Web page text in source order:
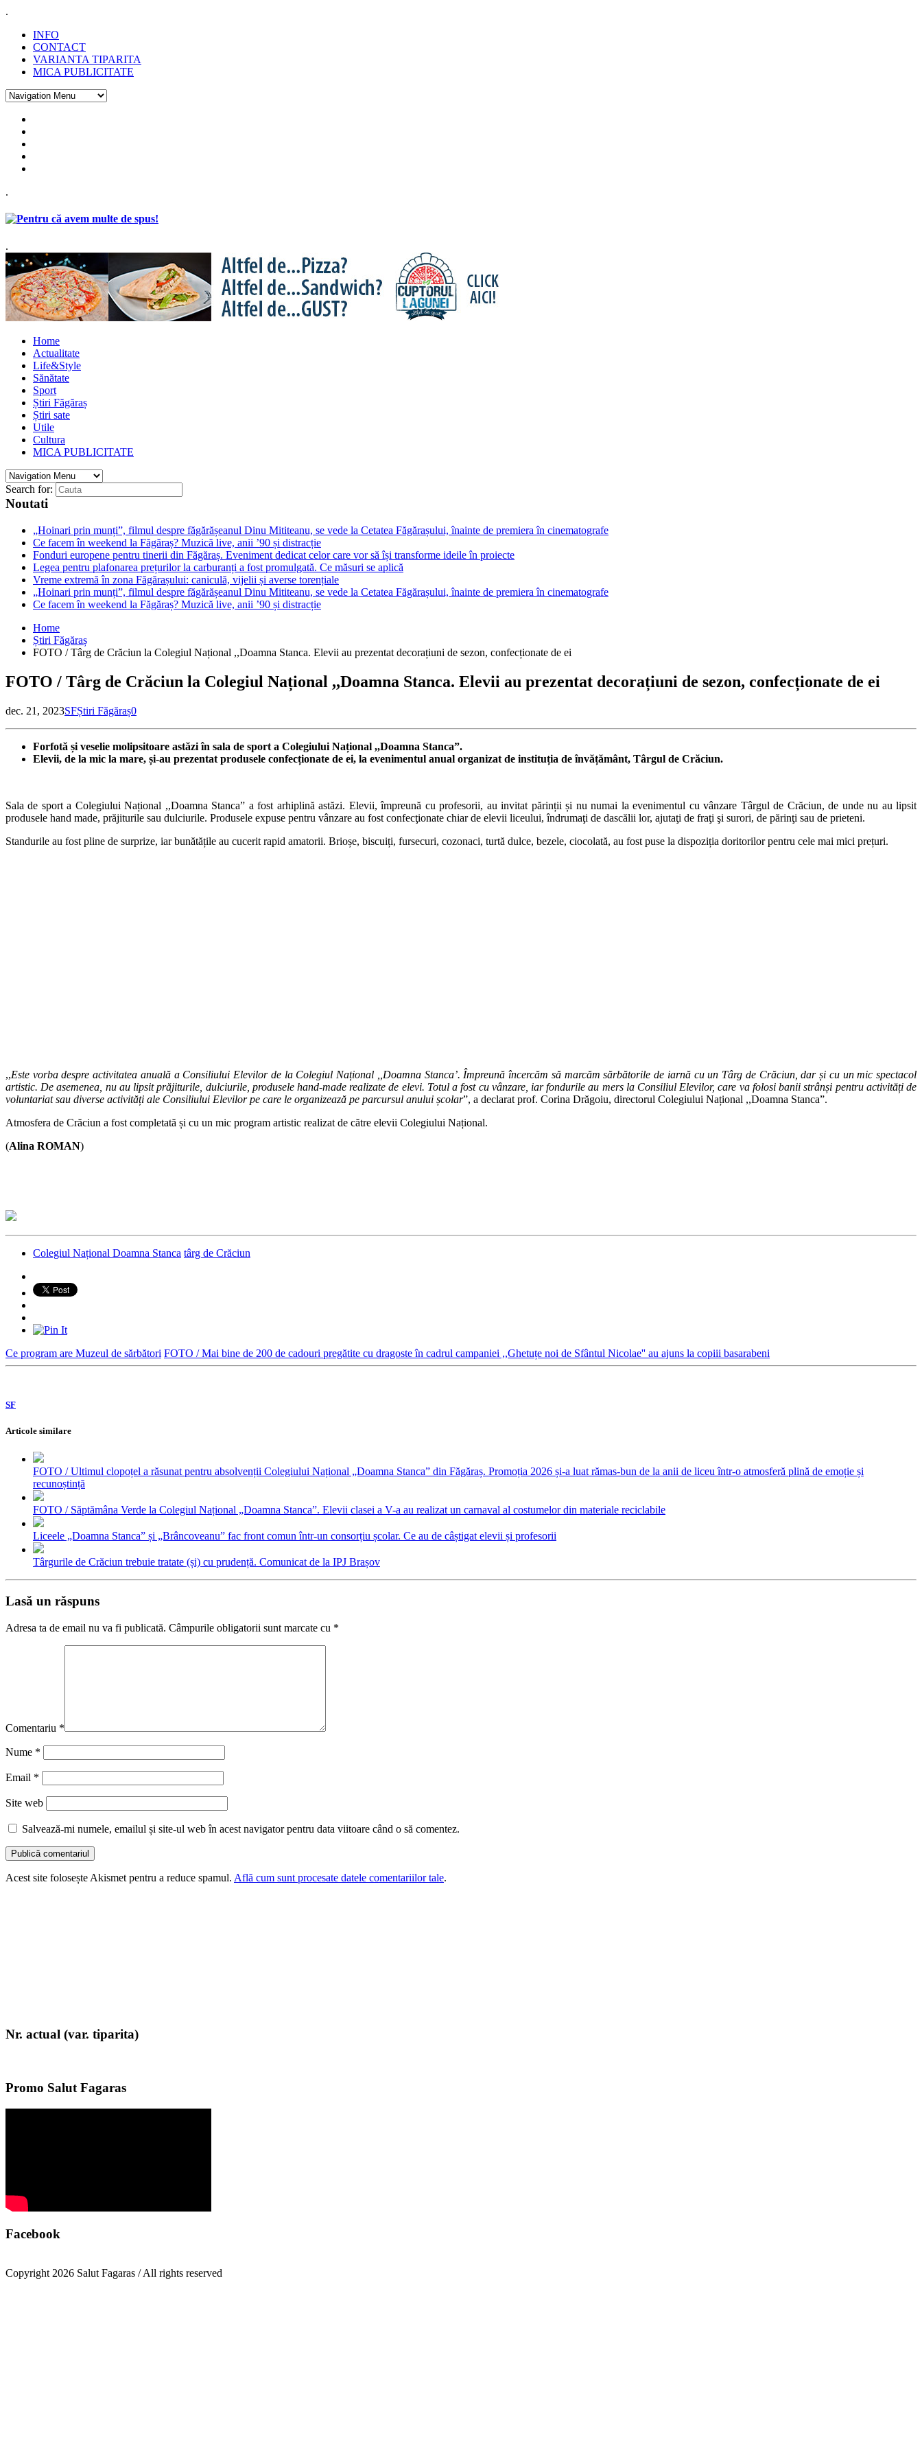
.
INFO
CONTACT
VARIANTA TIPARITA
MICA PUBLICITATE
.
.
Home
Actualitate
Life&Style
Sănătate
Sport
Știri Făgăraș
Știri sate
Utile
Cultura
MICA PUBLICITATE
Search for:
Noutati
„Hoinari prin munți”, filmul despre făgărășeanul Dinu Mititeanu, se vede la Cetatea Făgărașului, înainte de premiera în cinematografe
Ce facem în weekend la Făgăraș? Muzică live, anii ’90 și distracție
Fonduri europene pentru tinerii din Făgăraș. Eveniment dedicat celor care vor să își transforme ideile în proiecte
Legea pentru plafonarea prețurilor la carburanți a fost promulgată. Ce măsuri se aplică
Vreme extremă în zona Făgărașului: caniculă, vijelii și averse torențiale
„Hoinari prin munți”, filmul despre făgărășeanul Dinu Mititeanu, se vede la Cetatea Făgărașului, înainte de premiera în cinematografe
Ce facem în weekend la Făgăraș? Muzică live, anii ’90 și distracție
Home
Știri Făgăraș
FOTO / Târg de Crăciun la Colegiul Național ,,Doamna Stanca. Elevii au prezentat decorațiuni de sezon, confecționate de ei
FOTO / Târg de Crăciun la Colegiul Național ,,Doamna Stanca. Elevii au prezentat decorațiuni de sezon, confecționate de ei
dec. 21, 2023SFȘtiri Făgăraș0
Forfotă și veselie molipsitoare astăzi în sala de sport a Colegiului Național ,,Doamna Stanca”.
Elevii, de la mic la mare, și-au prezentat produsele confecționate de ei, la evenimentul anual organizat de instituția de învățământ, Târgul de Crăciun.
Sala de sport a Colegiului Național ,,Doamna Stanca” a fost arhiplină astăzi. Elevii, împreună cu profesorii, au invitat părinții și nu numai la evenimentul cu vânzare Târgul de Crăciun, de unde nu au lipsit
produsele hand made, prăjiturile sau dulciurile. Produsele expuse pentru vânzare au fost confecţionate chiar de elevii liceului, îndrumaţi de dascălii lor, ajutaţi de fraţi şi surori, de părinţi sau de prieteni.
Standurile au fost pline de surprize, iar bunătățile au cucerit rapid amatorii. Brioșe, biscuiți, fursecuri, cozonaci, turtă dulce, bezele, ciocolată, au fost puse la dispoziția doritorilor pentru cele mai mici prețuri.
,,Este vorba despre activitatea anuală a Consiliului Elevilor de la Colegiul Național ,,Doamna Stanca’. Împreună încercăm să marcăm sărbătorile de iarnă cu un Târg de Crăciun, dar și cu un mic spectacol
artistic. De asemenea, nu au lipsit prăjiturile, dulciurile, produsele hand-made realizate de elevi. Totul a fost cu vânzare, iar fondurile au mers la Consiliul Elevilor, care va folosi banii strânși pentru activități de
voluntariat sau diverse activități ale Consiliului Elevilor pe care le organizează pe parcursul anului școlar”, a declarat prof. Corina Drăgoiu, directorul Colegiului Național ,,Doamna Stanca”.
Atmosfera de Crăciun a fost completată și cu un mic program artistic realizat de către elevii Colegiului Național.
(Alina ROMAN)
Colegiul Național Doamna Stanca târg de Crăciun
Ce program are Muzeul de sărbători FOTO / Mai bine de 200 de cadouri pregătite cu dragoste în cadrul campaniei ,,Ghetuțe noi de Sfântul Nicolae'' au ajuns la copiii basarabeni
SF
Articole similare
FOTO / Ultimul clopoțel a răsunat pentru absolvenții Colegiului Național „Doamna Stanca” din Făgăraș. Promoția 2026 și-a luat rămas-bun de la anii de liceu într-o atmosferă plină de emoție și
recunoștință
FOTO / Săptămâna Verde la Colegiul Național „Doamna Stanca”. Elevii clasei a V-a au realizat un carnaval al costumelor din materiale reciclabile
Liceele „Doamna Stanca” și „Brâncoveanu” fac front comun într-un consorțiu școlar. Ce au de câștigat elevii și profesorii
Târgurile de Crăciun trebuie tratate (și) cu prudență. Comunicat de la IPJ Brașov
Lasă un răspuns
Adresa ta de email nu va fi publicată. Câmpurile obligatorii sunt marcate cu *
Comentariu *
Nume *
Email *
Site web
Salvează-mi numele, emailul și site-ul web în acest navigator pentru data viitoare când o să comentez.
Acest site folosește Akismet pentru a reduce spamul. Află cum sunt procesate datele comentariilor tale.
Nr. actual (var. tiparita)
Promo Salut Fagaras
Facebook
Copyright 2026 Salut Fagaras / All rights reserved